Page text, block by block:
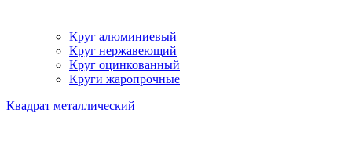
Круг алюминиевый
Круг нержавеющий
Круг оцинкованный
Круги жаропрочные
Квадрат металлический